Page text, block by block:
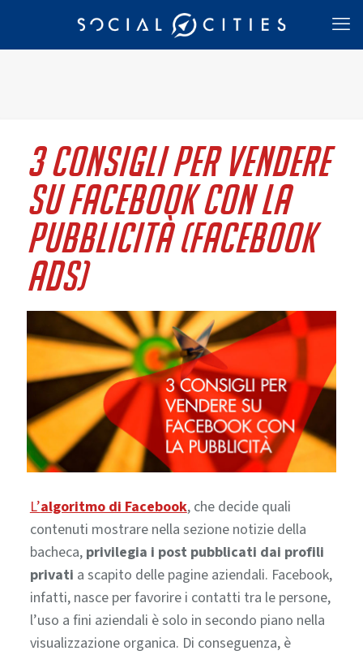
3 consigli per vendere
su Facebook con la
pubblicità (Facebook
Ads)
L’algoritmo di Facebook, che decide quali
contenuti mostrare nella sezione notizie della
bacheca, privilegia i post pubblicati dai profili
privati a scapito delle pagine aziendali. Facebook,
infatti, nasce per favorire i contatti tra le persone,
l’uso a fini aziendali è solo in secondo piano nella
visualizzazione organica. Di conseguenza, è